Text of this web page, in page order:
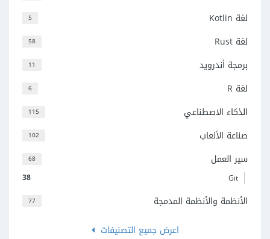
5 لغة Kotlin
58 لغة Rust
11 برمجة أندرويد
6 لغة R
115 الذكاء الاصطناعي
102 صناعة الألعاب
68 سير العمل
38 Git
77
الأنظمة والأنظمة المدمجة
اعرض جميع التصنيفات